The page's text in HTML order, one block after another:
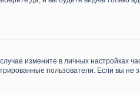
измените в личных настройках
пользователи. Если вы не